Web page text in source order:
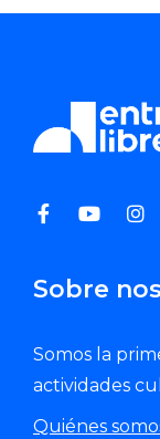
Sobre
Somos la
actividades
Quiénes